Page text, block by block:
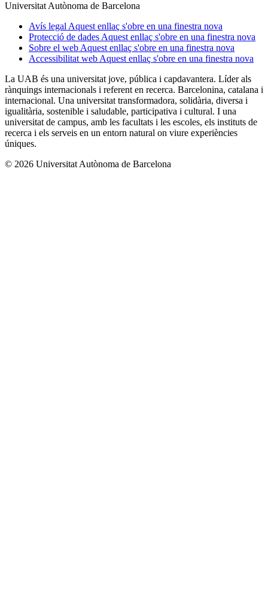
Universitat Autònoma de Barcelona
Avís legal Aquest enllaç s'obre en una finestra nova
Protecció de dades Aquest enllaç s'obre en una finestra nova
Sobre el web Aquest enllaç s'obre en una finestra nova
Accessibilitat web Aquest enllaç s'obre en una finestra nova
La UAB és una universitat jove, pública i capdavantera. Líder als
rànquings internacionals i referent en recerca. Barcelonina, catalana i
internacional. Una universitat transformadora, solidària, diversa i
igualitària, sostenible i saludable, participativa i cultural. I una
universitat de campus, amb les facultats i les escoles, els instituts de
recerca i els serveis en un entorn natural on viure experiències
úniques.
© 2026 Universitat Autònoma de Barcelona